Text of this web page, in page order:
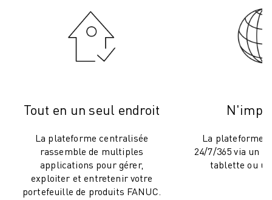
ENTREPOSAGE, LOGISTIQUE, POSTE ET COLIS
TOUTES LES APPLICATIONS
RECTIFICATION CNC
TOURNAGE CNC
PERÇAGE ET TARAUDAGE À GRANDE VITESSE
MOULAGE PAR INJECTION
ENTRETIEN DES MACHINES
Tout en un seul endroit
La plateforme centralisée
rassemble de multiples
applications pour gérer,
exploiter et entretenir votre
portefeuille de produits FANUC.
La plateforme
24/7/365 via un
tablette ou